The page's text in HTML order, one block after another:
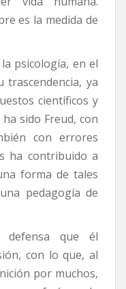
es la medida de
psicología, en el
ya
científicos y
sido Freud, con
con errores
ha contribuido a
forma de tales
pedagogía de
defensa que él
con lo que, al
por muchos,